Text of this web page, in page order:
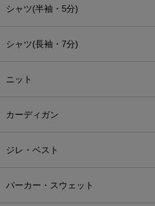
シャツ(半袖・5分)
シャツ(長袖・7分)
ニット
カーディガン
ジレ・ベスト
パーカー・スウェット